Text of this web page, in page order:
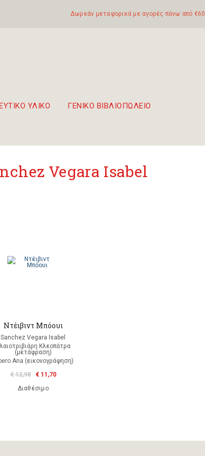
Δωρεάν μεταφορικά με αγορές πάνω από €60
ΥΛΙΚΟ ΓΕΝΙΚΟ ΒΙΒΛΙΟΠΩΛΕΙΟ
Vegara Isabel
Ντέιβιντ Μπόουι
Sanchez Vegara Isabel
Κλεοπάτρα
(μετάφραση)
Ana (εικονογράφηση)
€ 12,98
€ 11,70
Διαθέσιμο